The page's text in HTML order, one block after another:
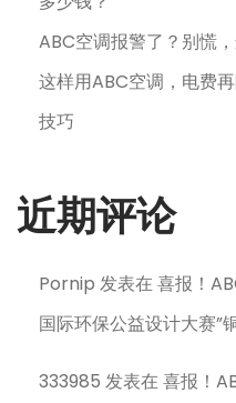
ABC空调报警了？别慌
这样用ABC空调，电费
技巧
近期评论
Pornip 发表在喜报！
国际环保公益设计大赛”
333985 发表在喜报！